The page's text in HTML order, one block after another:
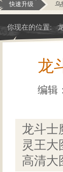
快速升级 乌
你现在的位置:
龙
编辑
龙斗士
灵王大
高清大